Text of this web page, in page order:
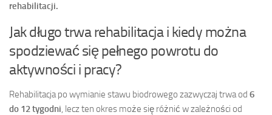
rehabilitacji.
Jak długo trwa rehabilitacja i kiedy można
spodziewać się pełnego powrotu do
aktywności i pracy?
Rehabilitacja po wymianie stawu biodrowego zazwyczaj trwa od 6
do 12 tygodni, lecz ten okres może się różnić w zależności od